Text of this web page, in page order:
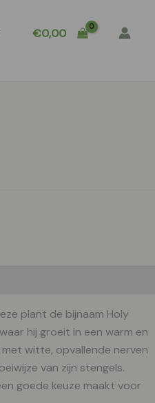
€0,00
plant de bijnaam Holy
hij groeit in een warm en
witte, opvallende nerven
van zijn stengels.
goede keuze maakt voor